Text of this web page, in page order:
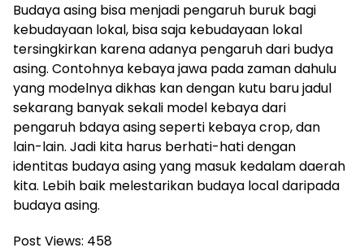
Budaya asing bisa menjadi pengaruh buruk bagi
kebudayaan lokal, bisa saja kebudayaan lokal
tersingkirkan karena adanya pengaruh dari budya
asing. Contohnya kebaya jawa pada zaman dahulu
yang modelnya dikhas kan dengan kutu baru jadul
sekarang banyak sekali model kebaya dari
pengaruh bdaya asing seperti kebaya crop, dan
lain-lain. Jadi kita harus berhati-hati dengan
identitas budaya asing yang masuk kedalam daerah
kita. Lebih baik melestarikan budaya local daripada
budaya asing.
Post Views: 458